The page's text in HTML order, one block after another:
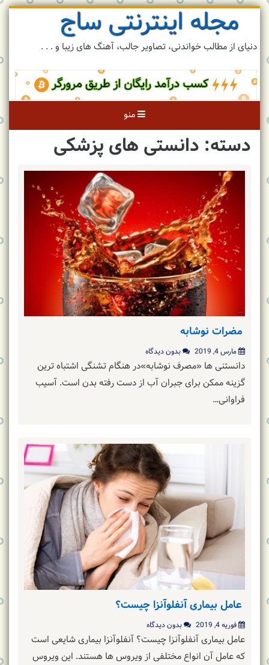
رد
رفتن
مطلب
مجله اینترنتی ساج
دنیای از مطالب خواندنی، تصاویر جالب، آهنگ های زیبا و . . .
منو
دسته: دانستی های پزشکی
مضرات نوشابه
مارس 4, 2019 بدون دیدگاه
دانستنی ها «مصرف نوشابه»در هنگام تشنگی اشتباه ترین
گزینه ممکن برای جبران آب از دست رفته بدن است. آسیب
فراوانی…
عامل بیماری آنفلوآنزا چیست؟
فوریه 4, 2019 بدون دیدگاه
عامل بیماری آنفلوآنزا چیست؟ آنفلوآنزا بیماری شایعی است
که عامل آن انواع مختلفی از ویروس ها هستند. این ویروس